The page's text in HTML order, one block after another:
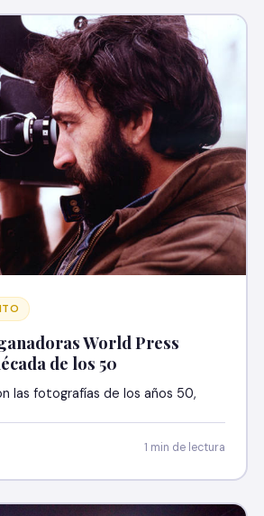
World Press
de los 50
las fotografías de los años 50,
1 min de lectura